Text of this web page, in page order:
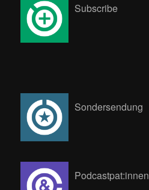
Subscribe
Sondersendung
Podcastpat:innen